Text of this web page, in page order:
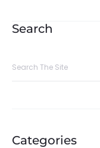
entradas
Search
Categories